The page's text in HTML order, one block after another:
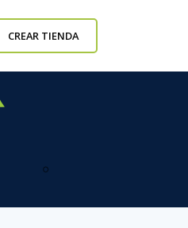
CREAR TIENDA